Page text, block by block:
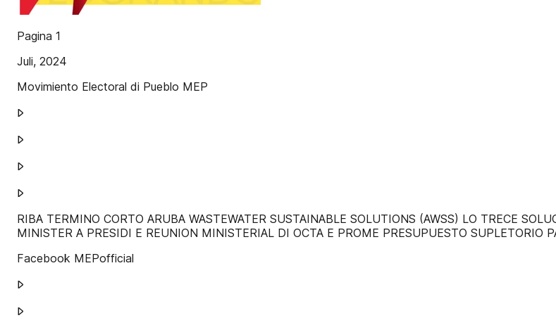
Pagina 1
Juli, 2024
Movimiento Electoral di Pueblo MEP
𐰷
𐰷
𐰷
𐰷
RIBA TERMINO CORTO ARUBA WASTEWATER SUSTAINABLE SOLUTIONS (AWSS) LO TRECE
MINISTER A PRESIDI E REUNION MINISTERIAL DI OCTA E PROME PRESUPUESTO SUPLETORIO
Facebook MEPofficial
𐰷
𐰷